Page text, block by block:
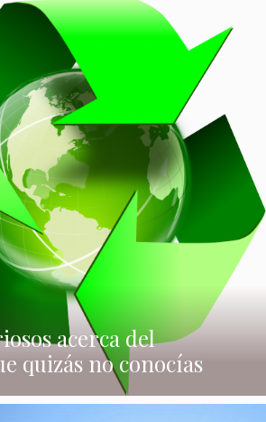
acerca del
quizás no conocías